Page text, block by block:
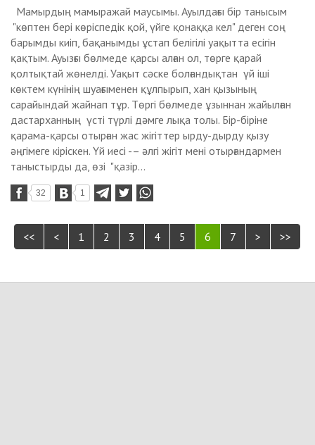
Мамырдың мамыражай маусымы. Ауылдағы бір танысым
"көптен бері көріспедік қой, үйге қонаққа кел" деген соң
барымды киіп, бақанымды ұстап белігілі уақытта есігін
қақтым. Ауызғы бөлмеде қарсы алған ол, төрге қарай
қолтықтай жөнелді. Уақыт сәске болғандықтан үй іші
көктем күнінің шуағыменен құлпырып, хан қызының
сарайындай жайнап тұр. Төргі бөлмеде ұзыннан жайылған
дастарханның үсті түрлі дәмге лықа толы. Бір-біріне
қарама-қарсы отырған жас жігіттер ырду-дырду қызу
әңгімеге кіріскен. Үй иесі -– әлгі жігіт мені отырғандармен
таныстырды да, өзі "қазір...
32 1
<< < 1 2 3 4 5 6 7 > >>